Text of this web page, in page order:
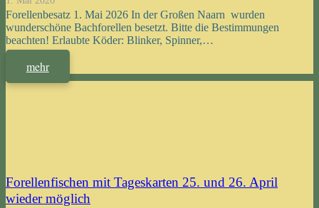
Forellenbesatz 1. Mai 2026 In der Großen Naarn wurden
wunderschöne Bachforellen besetzt. Bitte die Bestimmungen
beachten! Erlaubte Köder: Blinker, Spinner,…
mehr
Forellenfischen mit Tageskarten 25. und 26. April
wieder möglich